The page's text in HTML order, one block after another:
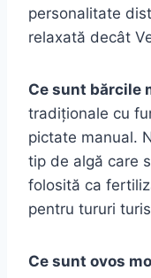
personalitate
relaxată decât
Ce sunt bărcile
tradiționale cu
pictate manual.
tip de algă care
folosită ca
pentru tururi
Ce sunt ovos